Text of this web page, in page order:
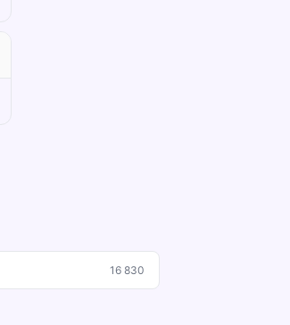
16 830